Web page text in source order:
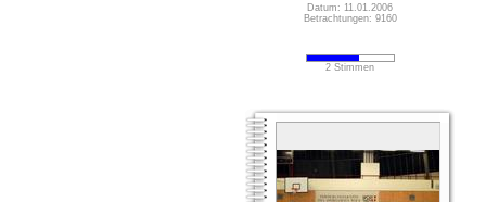
Datum: 11.01.2006
Betrachtungen: 9160
2 Stimmen